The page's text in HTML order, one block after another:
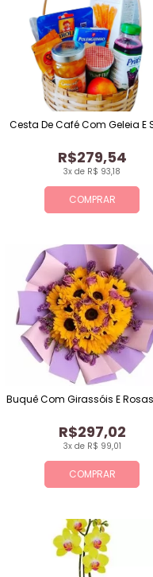
COMPRAR
3x de R$ 93,18
R$279,54
Cesta De Café Com Geleia E
COMPRAR
3x de R$ 99,01
R$297,02
Buquê Com Girassóis E